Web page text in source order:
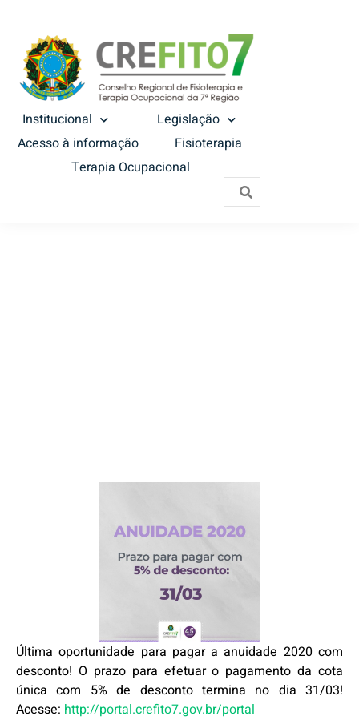
Institucional
Legislação
Acesso à informação
Fisioterapia
Terapia Ocupacional
Última oportunidade para pagar a anuidade 2020 com
desconto! O prazo para efetuar o pagamento da cota
única com 5% de desconto termina no dia 31/03!
Acesse: http://portal.crefito7.gov.br/portal